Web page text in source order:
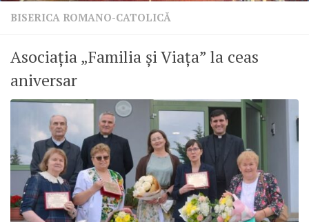
BISERICA ROMANO-CATOLICĂ
Asociația „Familia și Viața” la ceas
aniversar